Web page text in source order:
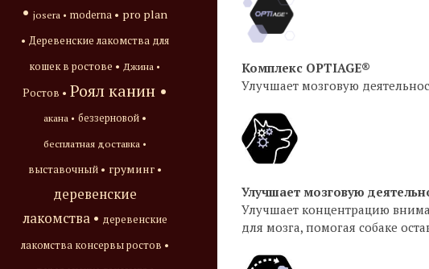
• josera • moderna • pro plan
• Деревенские лакомства для
кошек в ростове • Джина •
Ростов • Роял канин •
акана • беззерновой •
бесплатная доставка •
выставочный • груминг •
деревенские
лакомства • деревенские
лакомства консервы ростов •
Комплекс OPTIAGE®
Улучшает мозговую
Улучшает мозговую
Улучшает концентрацию
для мозга, помогая собаке